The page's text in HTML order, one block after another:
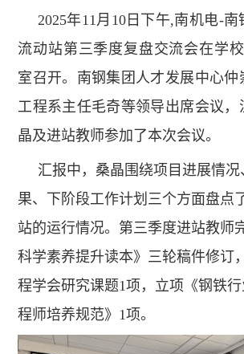
2025年11月 10日下午,南机电-南
流动站第三季度复盘交流会在学
室召开。南钢集团人才发展中心仲
工程系主任毛奇等领导出席会议，
晶及进站教师参加了本次会议。
汇报中，桑晶围绕项目进展情
果、下阶段工作计划三个方面盘点
站的运行情况。第三季度进站教师
科学素养提升读本》三轮稿件修订
程学会研究课题1项，立项《钢铁
程师培养规范》 1项。